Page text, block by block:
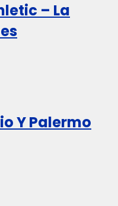
– La
Y Palermo